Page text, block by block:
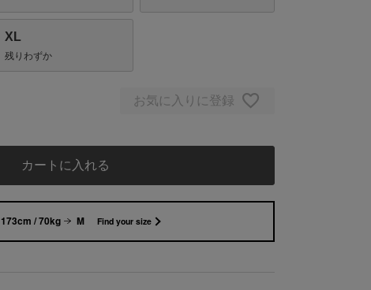
XL
残りわずか
お気に入りに登録
カートに入れる
173cm / 70kg M Find your size